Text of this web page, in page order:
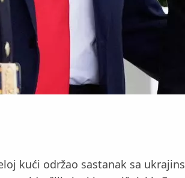
kući održao sastanak sa